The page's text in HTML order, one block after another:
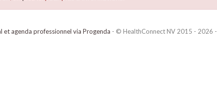
et agenda professionnel via Progenda - © HealthConnect NV 2015 - 2026 -